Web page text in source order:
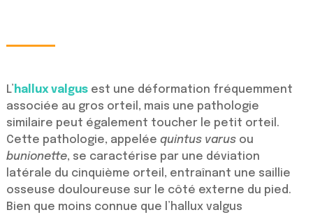
L’ hallux valgusest une déformation fréquemment
associée au gros orteil, mais une pathologie
similaire peut également toucher le petit orteil.
Cette pathologie, appelée quintus varusou
bunionette, se caractérise par une déviation
latérale du cinquième orteil, entraînant une saillie
osseuse douloureuse sur le côté externe du pied.
Bien que moins connue que l’hallux valgus